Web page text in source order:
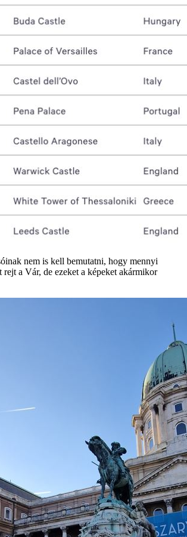
nem is kell bemutatni, hogy mennyi
rejt a Vár, de ezeket a képeket akármikor